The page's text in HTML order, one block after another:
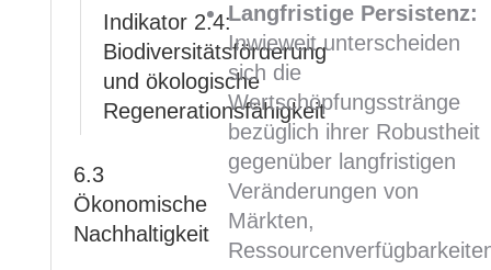
Indikator 2.4:
Biodiversitätsförderung
und ökologische
Regenerationsfähigkeit
6.3
Ökonomische
Nachhaltigkeit
Langfristige Persistenz:
Inwieweit unterscheiden
sich die
Wertschöpfungsstränge
bezüglich ihrer Robustheit
gegenüber langfristigen
Veränderungen von
Märkten,